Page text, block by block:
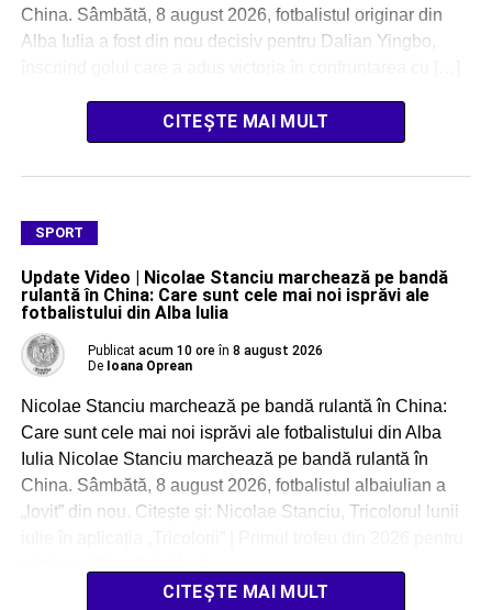
China. Sâmbătă, 8 august 2026, fotbalistul originar din
Alba Iulia a fost din nou decisiv pentru Dalian Yingbo,
CITEȘTE MAI MULT
SPORT
Update Video | Nicolae Stanciu marchează pe bandă
rulantă în China: Care sunt cele mai noi isprăvi ale
fotbalistului din Alba Iulia
Publicat acum 10 ore în 8 august 2026
De Ioana Oprean
Nicolae Stanciu marchează pe bandă rulantă în China:
Care sunt cele mai noi isprăvi ale fotbalistului din Alba
Iulia Nicolae Stanciu marchează pe bandă rulantă în
China. Sâmbătă, 8 august 2026, fotbalistul albaiulian a
„lovit” din nou. Citește și: Nicolae Stanciu, Tricolorul lunii
CITEȘTE MAI MULT